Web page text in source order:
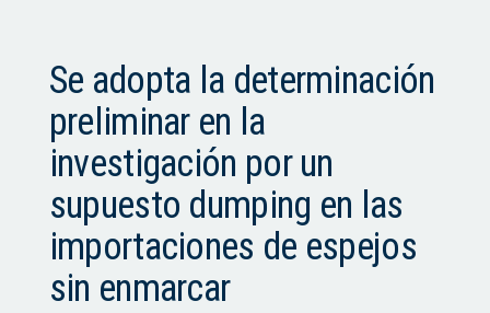
Se adopta la determinación
preliminar en la
investigación por un
supuesto dumping en las
importaciones de espejos
sin enmarcar